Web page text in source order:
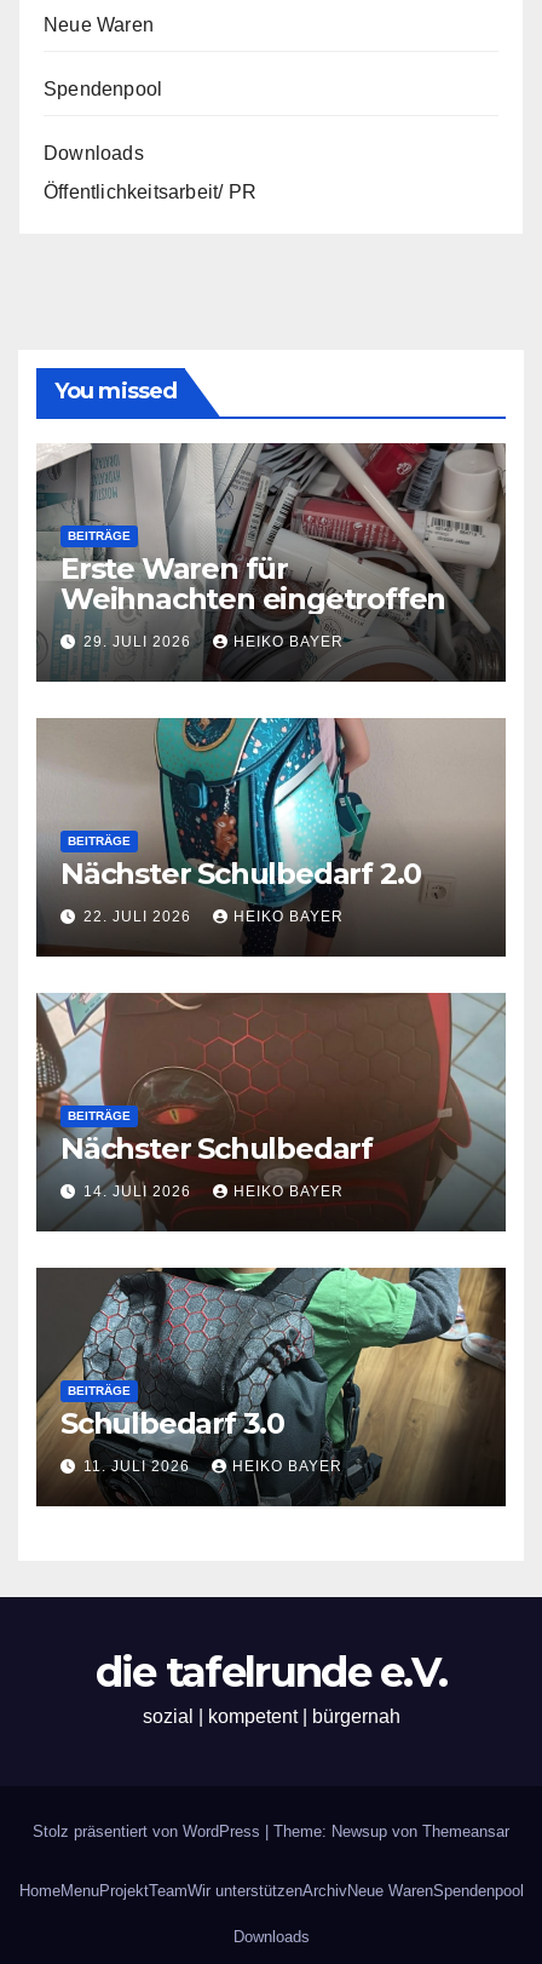
Neue Waren
Spendenpool
Downloads
Öffentlichkeitsarbeit/ PR
You missed
BEITRÄGE
Erste Waren für
Weihnachten eingetroffen
29. JULI 2026 HEIKO BAYER
BEITRÄGE
Nächster Schulbedarf 2.0
22. JULI 2026 HEIKO BAYER
BEITRÄGE
Nächster Schulbedarf
14. JULI 2026 HEIKO BAYER
BEITRÄGE
Schulbedarf 3.0
11. JULI 2026 HEIKO BAYER
die tafelrunde e.V.
sozial | kompetent | bürgernah
Stolz präsentiert von WordPress Theme: Newsup von Themeansar
HomeMenuProjektTeamWir unterstützenArchivNeue WarenSpendenpool
Downloads